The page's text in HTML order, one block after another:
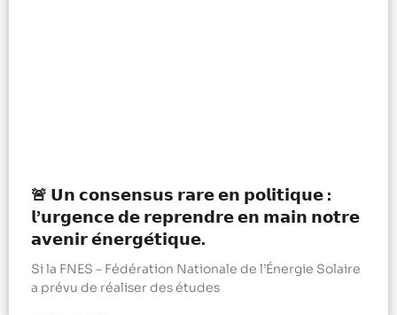
🚨 𝗨𝗻 𝗰𝗼𝗻𝘀𝗲𝗻𝘀𝘂𝘀 𝗿𝗮𝗿𝗲 𝗲𝗻 𝗽𝗼𝗹𝗶𝘁𝗶𝗾𝘂𝗲 :
𝗹’𝘂𝗿𝗴𝗲𝗻𝗰𝗲 𝗱𝗲 𝗿𝗲𝗽𝗿𝗲𝗻𝗱𝗿𝗲 𝗲𝗻 𝗺𝗮𝗶𝗻 𝗻𝗼𝘁𝗿𝗲
𝗮𝘃𝗲𝗻𝗶𝗿 𝗲́𝗻𝗲𝗿𝗴𝗲́𝘁𝗶𝗾𝘂𝗲.
Si la FNES – Fédération Nationale de l’Énergie Solaire
a prévu de réaliser des études